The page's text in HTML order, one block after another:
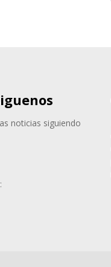
noticias siguiendo